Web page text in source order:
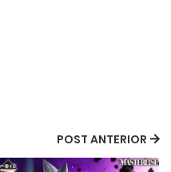
POST ANTERIOR